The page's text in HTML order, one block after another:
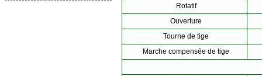
Rotatif
Ouverture
Tourne de tige
Marche compensée de tige